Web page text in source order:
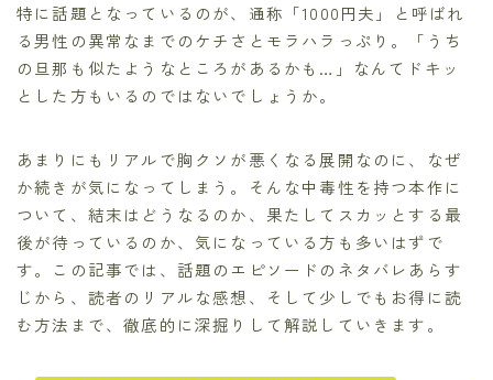
特に話題となっているのが、通称「1000円夫」と呼ばれ
る男性の異常なまでのケチさとモラハラっぷり。「うち
の旦那も似たようなところがあるかも…」なんてドキッ
とした方もいるのではないでしょうか。
あまりにもリアルで胸クソが悪くなる展開なのに、なぜ
か続きが気になってしまう。そんな中毒性を持つ本作に
ついて、結末はどうなるのか、果たしてスカッとする最
後が待っているのか、気になっている方も多いはずで
す。この記事では、話題のエピソードのネタバレあらす
じから、読者のリアルな感想、そして少しでもお得に読
む方法まで、徹底的に深掘りして解説していきます。